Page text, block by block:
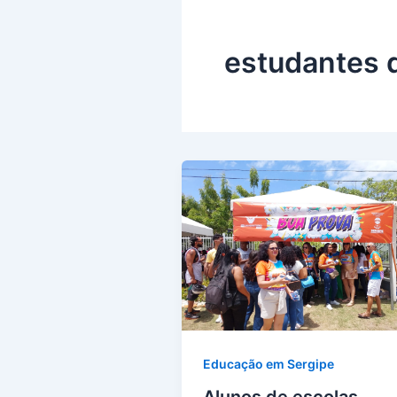
estudantes
Educação em Sergipe